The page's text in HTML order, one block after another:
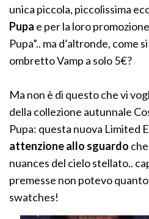
unica piccola, piccolissima
Pupa e per la loro
Pupa”.. ma d’altronde, come
ombretto Vamp a solo 5€?
Ma non è di questo che vi
della collezione autunnale
Pupa: questa nuova Limited
attenzione allo sguardo
nuances del cielo stellato..
premesse non potevo quanto
swatches!